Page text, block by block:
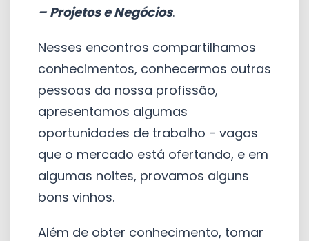
– Projetos e Negócios.
Nesses encontros compartilhamos
conhecimentos, conhecermos outras
pessoas da nossa profissão,
apresentamos algumas
oportunidades de trabalho - vagas
que o mercado está ofertando, e em
algumas noites, provamos alguns
bons vinhos.
Além de obter conhecimento, tomar